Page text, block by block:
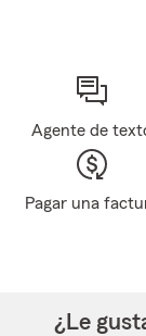
Agente de
Pagar una
¿Le